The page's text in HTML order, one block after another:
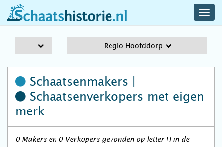
schaatshistorie.nl
Regio Hoofddorp
Schaatsenmakers |
Schaatsenverkopers met eigen
merk
0 Makers en 0 Verkopers gevonden op letter H in de